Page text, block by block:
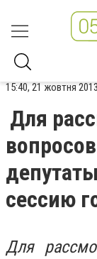
15:40, 21 жовтня
Для
сессию
Для